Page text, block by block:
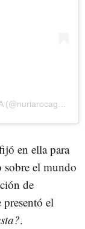
en ella para
sobre el mundo
de
el
.